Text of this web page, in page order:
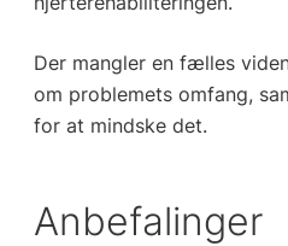
Der mangler en fælles
om problemets omfang,
for at mindske det.
Anbefalinger